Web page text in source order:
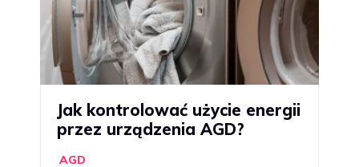
Jak kontrolować użycie energii
przez urządzenia AGD?
AGD